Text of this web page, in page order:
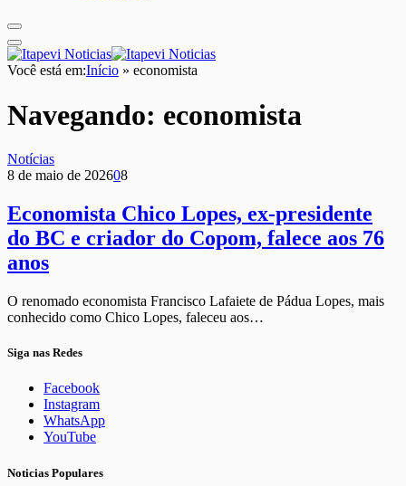
Você está em:Início » economista
Navegando: economista
Notícias
8 de maio de 202608
Economista Chico Lopes, ex-presidente
do BC e criador do Copom, falece aos 76
anos
O renomado economista Francisco Lafaiete de Pádua Lopes, mais
conhecido como Chico Lopes, faleceu aos…
Siga nas Redes
Facebook
Instagram
WhatsApp
YouTube
Noticias Populares